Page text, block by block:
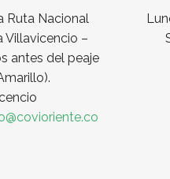
Ruta Nacional
Villavicencio –
antes del peaje